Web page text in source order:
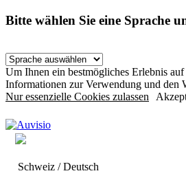
Bitte wählen Sie eine Sprache
Um Ihnen ein bestmögliches Erlebnis
Informationen zur Verwendung und den
Nur essenzielle Cookies zulassen
Schweiz / Deutsch